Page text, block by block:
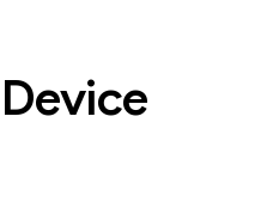
Device